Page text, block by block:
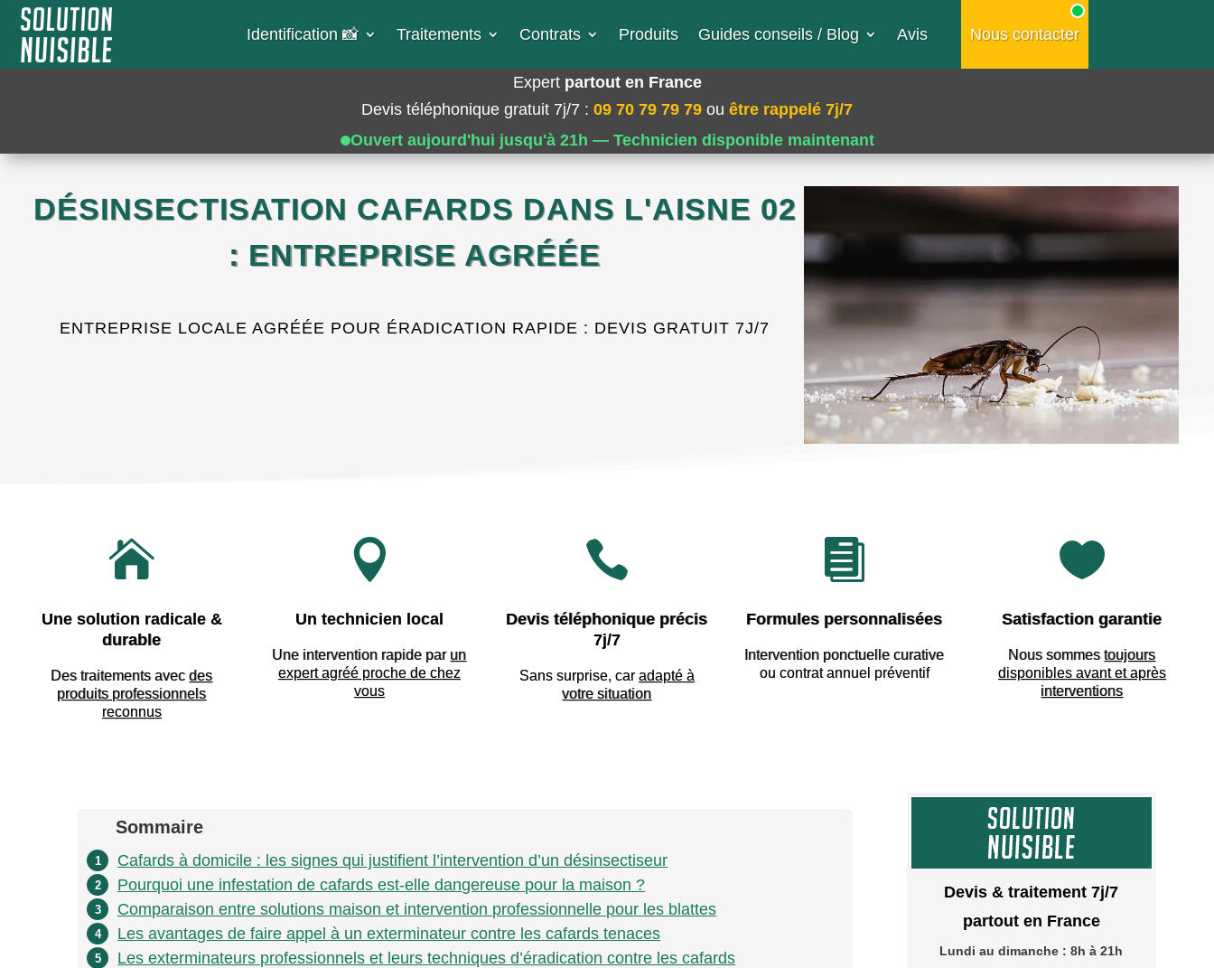
Identification 📸​ Traitements Contrats Produits Guides conseils / Blog Avis Nous contacter
Expert partout en France
Devis téléphonique gratuit 7j/7 : 09 70 79 79 79 ou être rappelé 7j/7
Ouvert aujourd'hui jusqu'à 21h — Technicien disponible maintenant
DÉSINSECTISATION CAFARDS DANS L'AISNE 02
: ENTREPRISE AGRÉÉE
ENTREPRISE LOCALE AGRÉÉE POUR ÉRADICATION RAPIDE : DEVIS GRATUIT 7J/7

Une solution radicale &
durable
Des traitements avecdes
produits professionnels
reconnus

Un technicien local
Une intervention rapide par un
expert agréé proche de chez
vous

Devis téléphonique précis
7j/7
Sans surprise, car adapté à
votre situation

Formules personnalisées
Intervention ponctuelle curative
ou contrat annuel préventif

Satisfaction garantie
Nous sommestoujours
disponibles avant et après
interventions
Sommaire
1 Cafards à domicile : les signes qui justifient l’intervention d’un désinsectiseur
2 Pourquoi une infestation de cafards est-elle dangereuse pour la maison ?
3 Comparaison entre solutions maison et intervention professionnelle pour les blattes
4 Les avantages de faire appel à un exterminateur contre les cafards tenaces
5 Les exterminateurs professionnels et leurs techniques d’éradication contre les cafards
Devis & traitement 7j/7
partout en France
Lundi au dimanche : 8h à 21h